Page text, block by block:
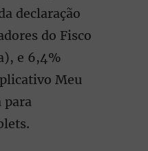
declaração
do Fisco
e 6,4%
Meu
para